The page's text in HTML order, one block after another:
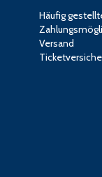
Häufig
Versand